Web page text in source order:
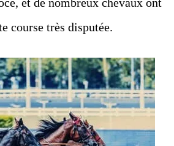
course très disputée.